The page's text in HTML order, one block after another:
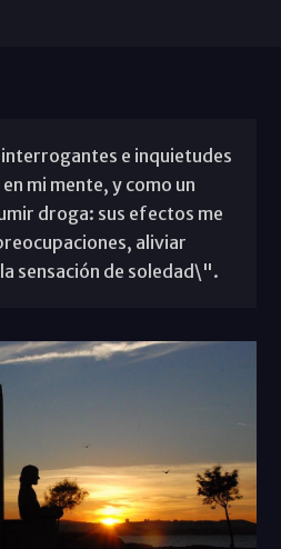
e inquietudes
mi mente, y como un
droga: sus efectos me
aliviar
sensación de soledad\".